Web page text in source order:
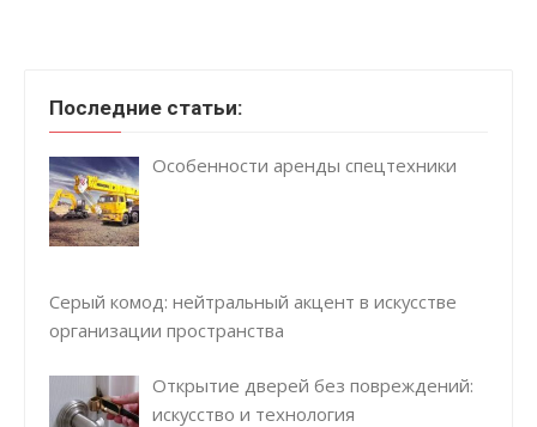
Последние статьи:
Особенности аренды спецтехники
Серый комод: нейтральный акцент в искусстве
организации пространства
Открытие дверей без повреждений:
искусство и технология